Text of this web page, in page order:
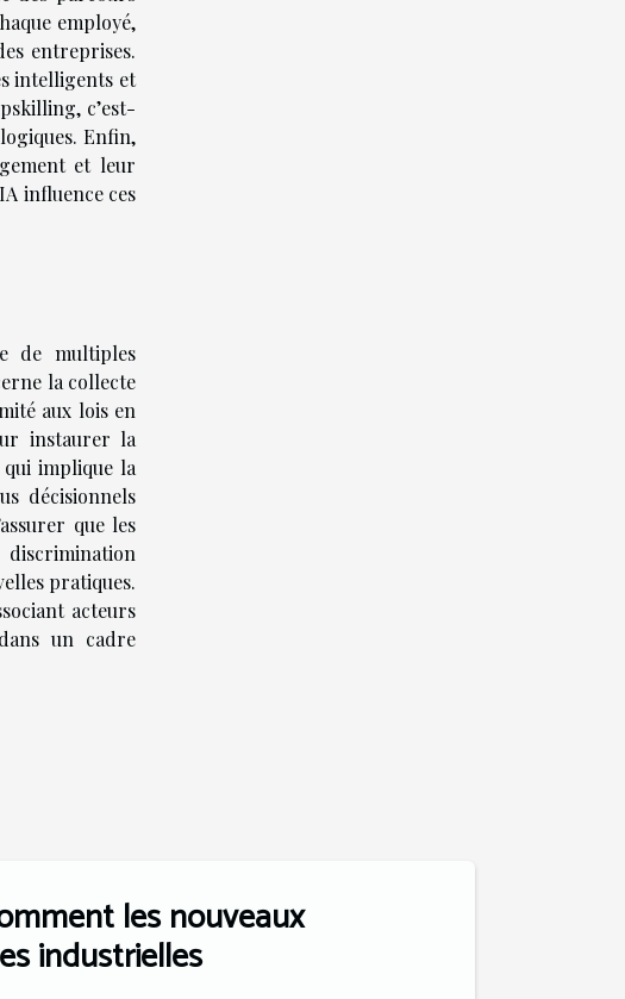
employé,
entreprises.
intelligents et
c’est-
Enfin,
et leur
influence ces
de multiples
la collecte
aux lois en
instaurer la
implique la
décisionnels
que les
pratiques.
acteurs
un cadre
les nouveaux
industrielles